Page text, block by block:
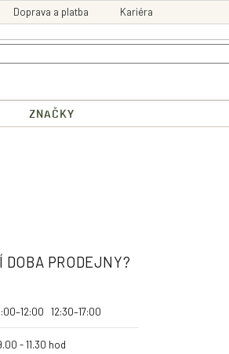
Doprava a platba Kariéra
ZNAČKY
PRODEJNY?
12:30–17:00
- 11.30 hod